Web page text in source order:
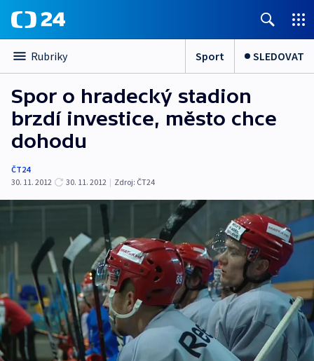
Rubriky Sport SLEDOVAT
Spor o hradecký stadion
brzdí investice, město chce
dohodu
ČT24
30. 11. 2012
30. 11. 2012 | Zdroj: ČT24